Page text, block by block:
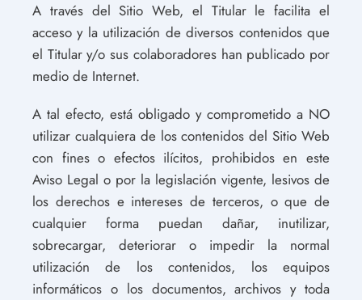
A través del Sitio Web, el Titular le facilita el
acceso y la utilización de diversos contenidos que
el Titular y/o sus colaboradores han publicado por
medio de Internet.
A tal efecto, está obligado y comprometido a NO
utilizar cualquiera de los contenidos del Sitio Web
con fines o efectos ilícitos, prohibidos en este
Aviso Legal o por la legislación vigente, lesivos de
los derechos e intereses de terceros, o que de
cualquier forma puedan dañar, inutilizar,
sobrecargar, deteriorar o impedir la normal
utilización de los contenidos, los equipos
informáticos o los documentos, archivos y toda